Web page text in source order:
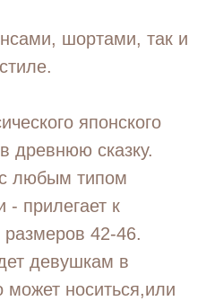
шортами, так и
японского
древнюю сказку.
любым типом
прилегает к
42-46.
девушкам в
носиться,или